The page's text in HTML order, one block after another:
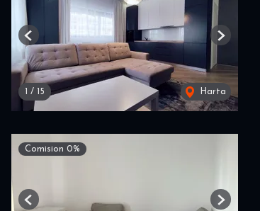
1 / 15 Harta
Previous Next
Comision 0%
Previous Next